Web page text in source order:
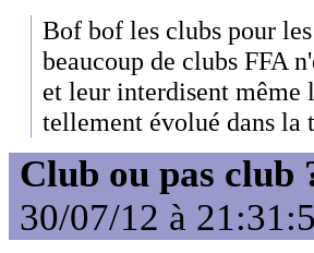
Bof bof les clubs pour
beaucoup de clubs FFA
et leur interdisent même
tellement évolué dans la
Club ou pas club
30/07/12 à